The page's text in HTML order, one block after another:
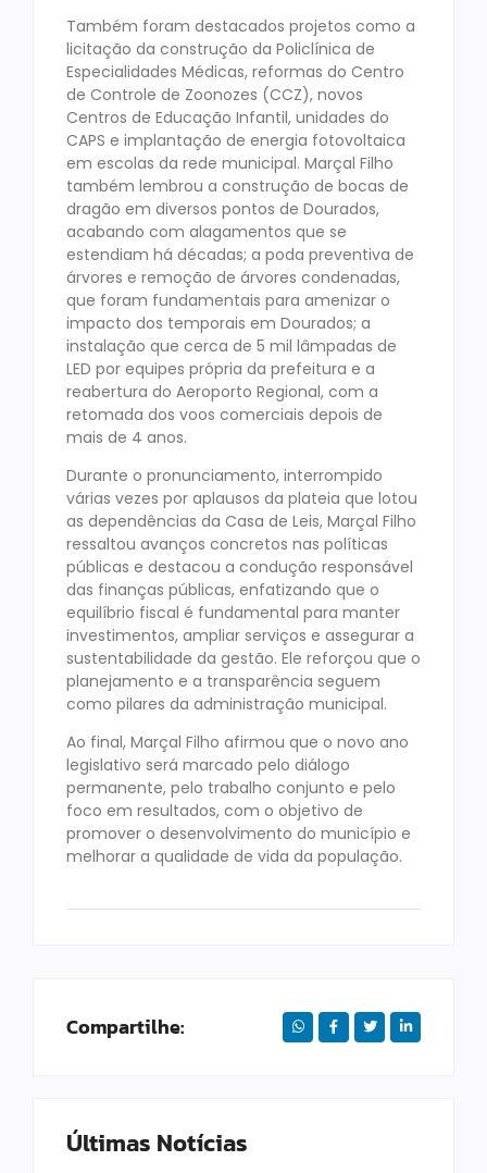
Também foram destacados projetos como a
licitação da construção da Policlínica de
Especialidades Médicas, reformas do Centro
de Controle de Zoonozes (CCZ), novos
Centros de Educação Infantil, unidades do
CAPS e implantação de energia fotovoltaica
em escolas da rede municipal. Marçal Filho
também lembrou a construção de bocas de
dragão em diversos pontos de Dourados,
acabando com alagamentos que se
estendiam há décadas; a poda preventiva de
árvores e remoção de árvores condenadas,
que foram fundamentais para amenizar o
impacto dos temporais em Dourados; a
instalação que cerca de 5 mil lâmpadas de
LED por equipes própria da prefeitura e a
reabertura do Aeroporto Regional, com a
retomada dos voos comerciais depois de
mais de 4 anos.
Durante o pronunciamento, interrompido
várias vezes por aplausos da plateia que lotou
as dependências da Casa de Leis, Marçal Filho
ressaltou avanços concretos nas políticas
públicas e destacou a condução responsável
das finanças públicas, enfatizando que o
equilíbrio fiscal é fundamental para manter
investimentos, ampliar serviços e assegurar a
sustentabilidade da gestão. Ele reforçou que o
planejamento e a transparência seguem
como pilares da administração municipal.
Ao final, Marçal Filho afirmou que o novo ano
legislativo será marcado pelo diálogo
permanente, pelo trabalho conjunto e pelo
foco em resultados, com o objetivo de
promover o desenvolvimento do município e
melhorar a qualidade de vida da população.
Compartilhe:
Últimas Notícias